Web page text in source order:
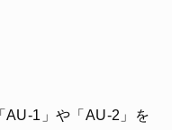
AU-1」や「AU-2」を